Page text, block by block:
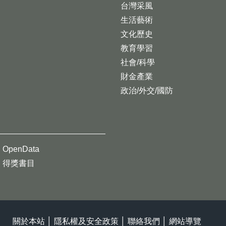
台灣采風
生活藝術
文化歷史
教育學習
社會/科學
財金產業
政治/外交/國防
OpenData
得獎書目
關於本站 隱私權及安全政策 聯絡我們 網站導覽